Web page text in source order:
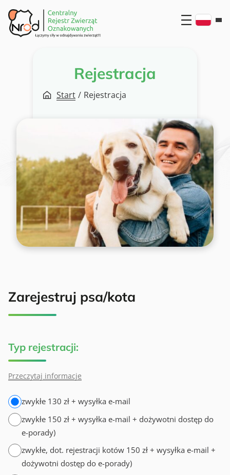
Przejdź
do
treści
Rejestracja
Start / Rejestracja
Zarejestruj psa/kota
Typ rejestracji:
Przeczytaj informacje
zwykłe 130 zł + wysyłka e-mail
zwykłe 150 zł + wysyłka e-mail + dożywotni dostęp do
e-porady)
zwykłe, dot. rejestracji kotów 150 zł + wysyłka e-mail +
dożywotni dostęp do e-porady)